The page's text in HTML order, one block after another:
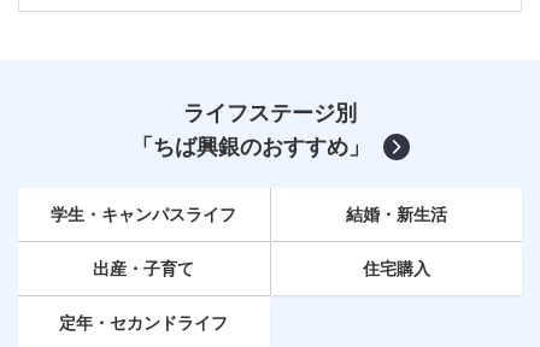
ライフステージ別
「ちば興銀のおすすめ」
学生・キャンパスライフ 結婚・新生活
出産・子育て 住宅購入
定年 ・セカンドライフ